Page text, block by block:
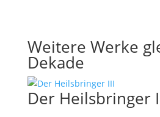
Weitere Werke
Dekade
Der Heilsbringer